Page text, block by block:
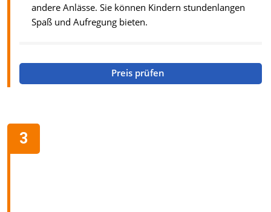
andere Anlässe. Sie können Kindern stundenlangen
Spaß und Aufregung bieten.
Preis prüfen